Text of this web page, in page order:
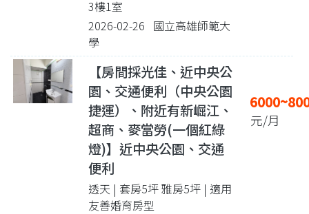
3樓1室
2026-02-26 國立高雄師範大
學
【房間採光佳、近中央公
園、交通便利（中央公園
捷運）、附近有新崛江、
超商、麥當勞(一個紅綠
燈)】近中央公園、交通
便利
透天 | 套房5坪 雅房5坪 | 適用
友善婚育房型
元/月